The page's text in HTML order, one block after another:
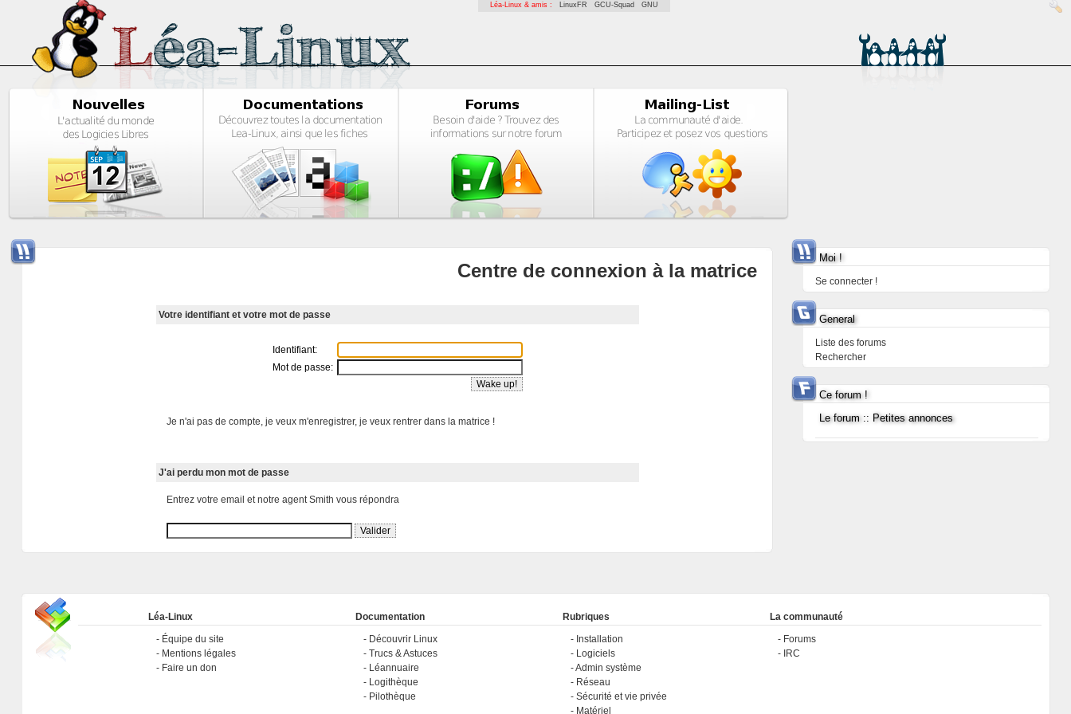
Léa-Linux & amis : LinuxFR GCU-Squad GNU
Centre de connexion à la matrice
Votre identifiant et votre mot de passe
Identifiant:
Mot de passe:
Je n'ai pas de compte, je veux m'enregistrer, je veux rentrer dans la matrice !
J'ai perdu mon mot de passe
Entrez votre email et notre agent Smith vous répondra
Moi !
Se connecter !
General
Liste des forums
Rechercher
Ce forum !
Le forum :: Petites annonces
Léa-Linux
Équipe du site
Mentions légales
Faire un don
Documentation
Découvrir Linux
Trucs & Astuces
Léannuaire
Logithèque
Pilothèque
Rubriques
Installation
Logiciels
Admin système
Réseau
Sécurité et vie privée
Matériel
La communauté
Forums
IRC